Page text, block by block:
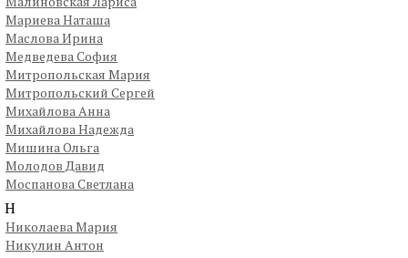
Мариева Наташа
Маслова Ирина
Медведева София
Митропольская Мария
Митропольский Сергей
Михайлова Анна
Михайлова Надежда
Мишина Ольга
Молодов Давид
Моспанова Светлана
Н
Николаева Мария
Никулин Антон